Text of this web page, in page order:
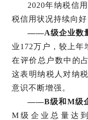
2020年纳税信
税信用状况持续向好
——A级企业数
业172万户，较上年
在评价总户数中的
这表明纳税人对纳
意识不断增强。
——B级和M级企
M级企业总量达